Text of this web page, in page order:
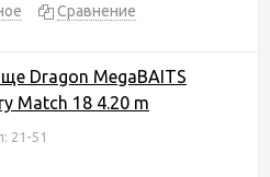
Сравнение
Dragon MegaBAITS
Match 18 4.20 m
21-51